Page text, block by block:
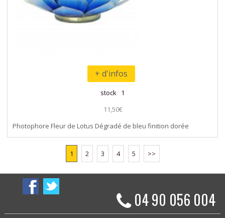
+ d'infos
stock 1
11,50€
Photophore Fleur de Lotus Dégradé de bleu finition dorée
1 2 3 4 5 >>
04 90 056 004